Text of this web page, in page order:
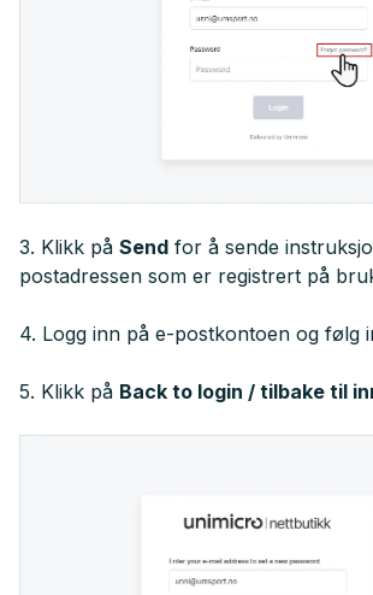
3. Klikk på Send for å sende
postadressen som er registrert på
4. Logg inn på e-postkontoen og følg
5. Klikk på Back to login / tilbake til